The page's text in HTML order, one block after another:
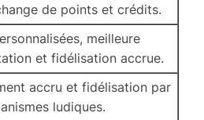
de points et crédits.
meilleure
et fidélisation accrue.
accru et fidélisation par
ludiques.